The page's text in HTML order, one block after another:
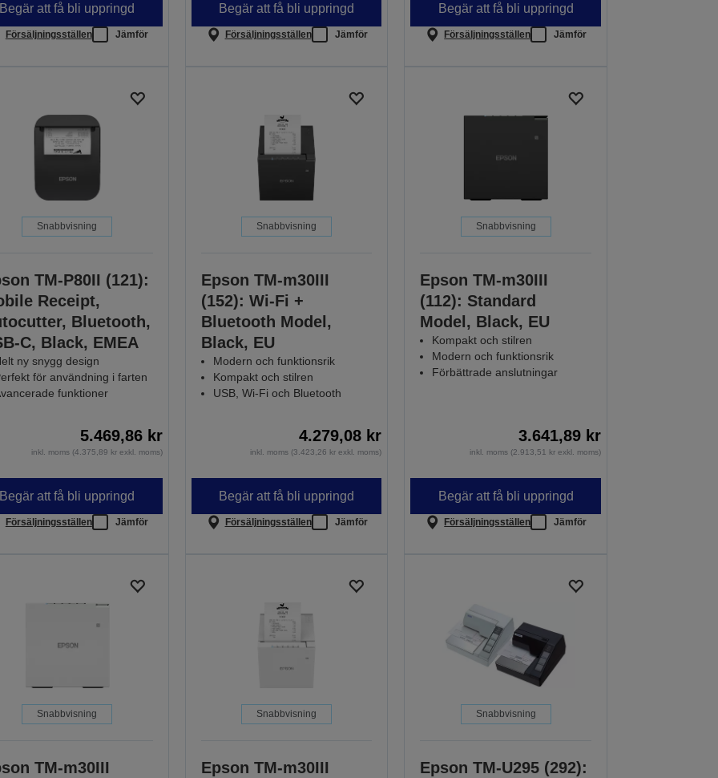
Begär att få bli uppringd
Försäljningsställen Jämför
Begär att få bli uppringd
Försäljningsställen Jämför
Begär att få bli uppringd
Försäljningsställen Jämför
Snabbvisning
TM-P80II (121):
Receipt,
Bluetooth,
C, Black, EMEA
ny snygg design
för användning i farten
funktioner
5.469,86 kr
inkl. moms (4.375,89 kr exkl. moms)
Begär att få bli uppringd
Försäljningsställen Jämför
Snabbvisning
Epson TM-m30III
(152): Wi-Fi +
Bluetooth Model,
Black, EU
Modern och funktionsrik
Kompakt och stilren
USB, Wi-Fi och Bluetooth
4.279,08 kr
inkl. moms (3.423,26 kr exkl. moms)
Begär att få bli uppringd
Försäljningsställen Jämför
Snabbvisning
Epson TM-m30III
(112): Standard
Model, Black, EU
Kompakt och stilren
Modern och funktionsrik
Förbättrade anslutningar
3.641,89 kr
inkl. moms (2.913,51 kr exkl. moms)
Begär att få bli uppringd
Försäljningsställen Jämför
Snabbvisning
TM-m30III
Snabbvisning
Epson TM-m30III
Snabbvisning
Epson TM-U295 (292):